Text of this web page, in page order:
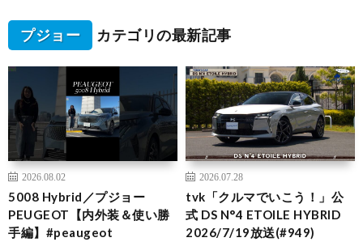
プジョー カテゴリの最新記事
2026.08.02
5008 Hybrid／プジョー
PEUGEOT【内外装＆使い勝
手編】#peaugeot
2026.07.28
tvk「クルマでいこう！」公
式 DS N°4 ETOILE HYBRID
2026/7/19放送(#949)